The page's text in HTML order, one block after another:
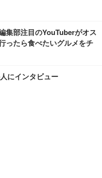
集部注目のYouTuberがオス
ったら食べたいグルメをチ
にインタビュー